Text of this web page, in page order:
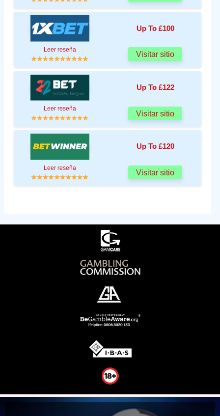
Up To £100
Leer reseña
Visitar sitio
Up To £122
Leer reseña
Visitar sitio
Up To £120
Leer reseña
Visitar sitio